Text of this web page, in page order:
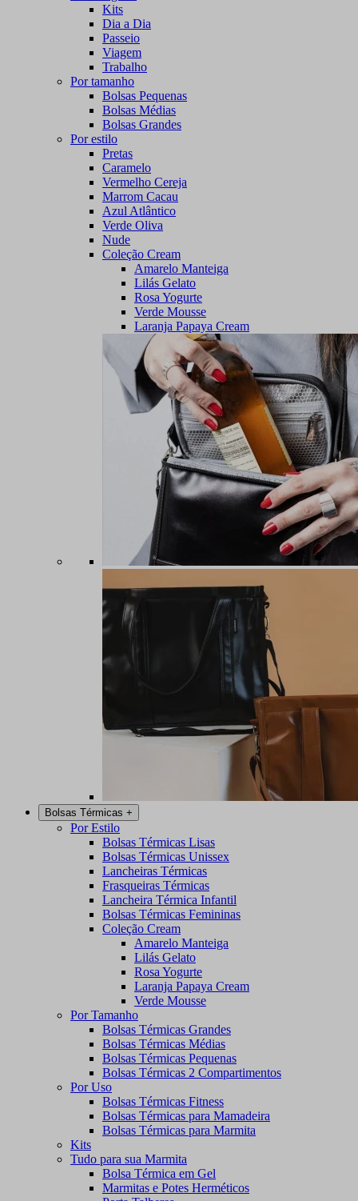
Kits
Dia a Dia
Passeio
Viagem
Trabalho
Por tamanho
Bolsas Pequenas
Bolsas Médias
Bolsas Grandes
Por estilo
Pretas
Caramelo
Vermelho Cereja
Marrom Cacau
Azul Atlântico
Verde Oliva
Nude
Coleção Cream
Amarelo Manteiga
Lilás Gelato
Rosa Yogurte
Verde Mousse
Laranja Papaya Cream
Bolsas Térmicas +
Por Estilo
Bolsas Térmicas Lisas
Bolsas Térmicas Unissex
Lancheiras Térmicas
Frasqueiras Térmicas
Lancheira Térmica Infantil
Bolsas Térmicas Femininas
Coleção Cream
Amarelo Manteiga
Lilás Gelato
Rosa Yogurte
Laranja Papaya Cream
Verde Mousse
Por Tamanho
Bolsas Térmicas Grandes
Bolsas Térmicas Médias
Bolsas Térmicas Pequenas
Bolsas Térmicas 2 Compartimentos
Por Uso
Bolsas Térmicas Fitness
Bolsas Térmicas para Mamadeira
Bolsas Térmicas para Marmita
Kits
Tudo para sua Marmita
Bolsa Térmica em Gel
Marmitas e Potes Herméticos